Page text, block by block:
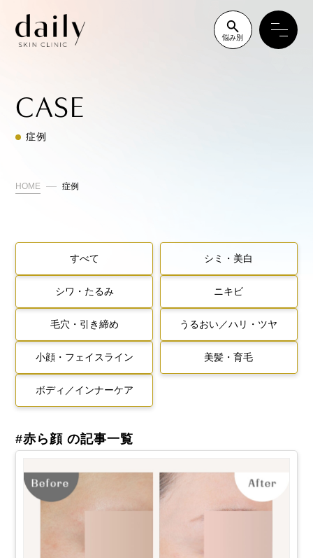
悩み別
CASE
症例
HOME 症例
すべて シミ・美白
シワ・たるみ ニキビ
毛穴・引き締め うるおい／ハリ・ツヤ
小顔・フェイスライン 美髪・育毛
ボディ／インナーケア
#赤ら顔 の記事一覧